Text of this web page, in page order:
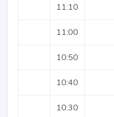
11:10
11:00
10:50
10:40
10:30